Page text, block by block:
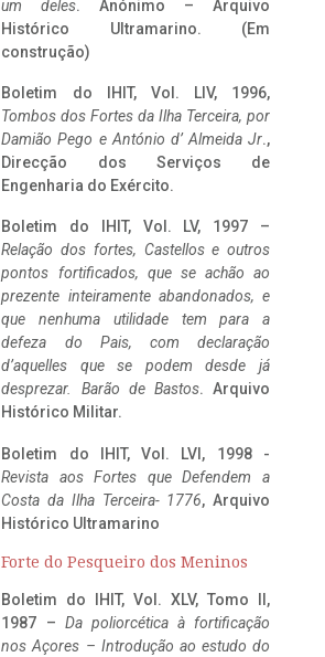
um deles. Anónimo – Arquivo
Histórico Ultramarino. (Em
construção)
Boletim do IHIT, Vol. LIV, 1996,
Tombos dos Fortes da Ilha Terceira, por
Damião Pego e António d’ Almeida Jr.,
Direcção dos Serviços de
Engenharia do Exército.
Boletim do IHIT, Vol. LV, 1997 –
Relação dos fortes, Castellos e outros
pontos fortificados, que se achão ao
prezente inteiramente abandonados, e
que nenhuma utilidade tem para a
defeza do Pais, com declaração
d’aquelles que se podem desde já
desprezar. Barão de Bastos. Arquivo
Histórico Militar.
Boletim do IHIT, Vol. LVI, 1998 -
Revista aos Fortes que Defendem a
Costa da Ilha Terceira- 1776, Arquivo
Histórico Ultramarino
Forte do Pesqueiro dos Meninos
Boletim do IHIT, Vol. XLV, Tomo II,
1987 – Da poliorcética à fortificação
nos Açores – Introdução ao estudo do